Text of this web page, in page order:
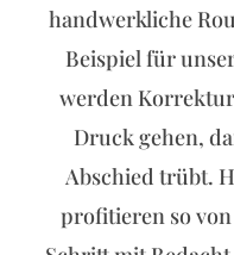
handwerkliche
Beispiel für
werden
Druck gehen,
Abschied trübt.
profitieren so